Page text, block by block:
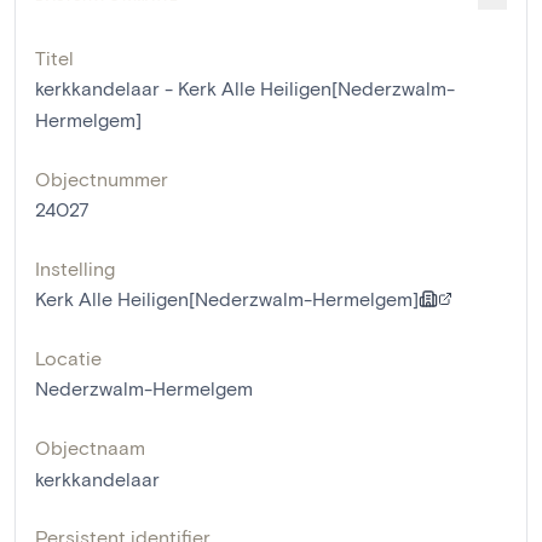
Titel
kerkkandelaar - Kerk Alle Heiligen[Nederzwalm-
Hermelgem]
Objectnummer
24027
Instelling
Kerk Alle Heiligen[Nederzwalm-Hermelgem]
Locatie
Nederzwalm-Hermelgem
Objectnaam
kerkkandelaar
Persistent identifier